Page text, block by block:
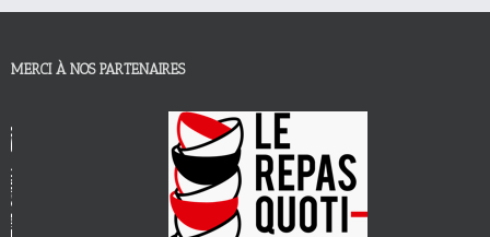
MERCI À NOS PARTENAIRES